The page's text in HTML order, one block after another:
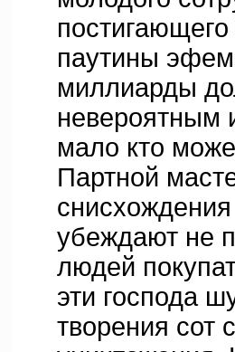
паутины
миллиарды
невероятным
мало кто
Партной
убеждают не
людей
эти господа
творения сот